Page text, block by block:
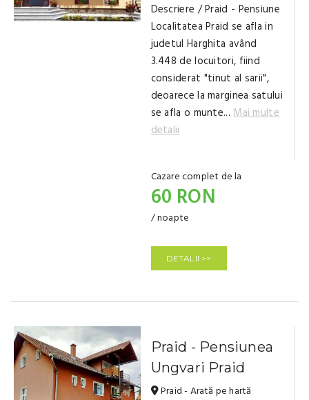
Descriere / Praid - Pensiune
Localitatea Praid se afla in
judetul Harghita având
3.448 de locuitori, fiind
considerat "tinut al sarii",
deoarece la marginea satului
se afla o munte...Mai multe
detalii
Cazare complet de la
60 RON
/ noapte
DETALII >>
Praid - Pensiunea
Ungvari Praid
Praid - Arată pe hartă